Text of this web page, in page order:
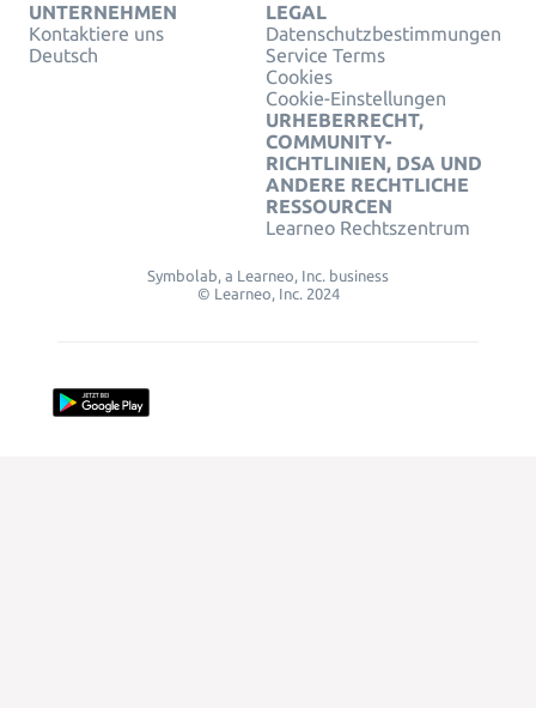
UNTERNEHMEN
Kontaktiere uns
Deutsch
LEGAL
Datenschutzbestimmungen
Service Terms
Cookies
Cookie-Einstellungen
URHEBERRECHT,
COMMUNITY-
RICHTLINIEN, DSA UND
ANDERE RECHTLICHE
RESSOURCEN
Learneo Rechtszentrum
Symbolab, a Learneo, Inc. business
© Learneo, Inc. 2024